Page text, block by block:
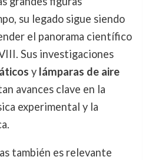
su legado sigue siendo
el panorama científico
Sus investigaciones
y lámparas de aire
avances clave en la
experimental y la
también es relevante